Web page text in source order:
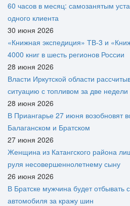
60 часов в месяц: самозанятым
одного клиента
30 июня 2026
«Книжная экспедиция» ТВ-3 и
4000 книг в шесть регионов России
28 июня 2026
Власти Иркутской области
ситуацию с топливом за две недели
28 июня 2026
В Приангарье 27 июня возобновят
Балаганском и Братском
27 июня 2026
Женщина из Катангского района
руля несовершеннолетнему сыну
26 июня 2026
В Братске мужчина будет отбывать
автомобиля за кражу шин